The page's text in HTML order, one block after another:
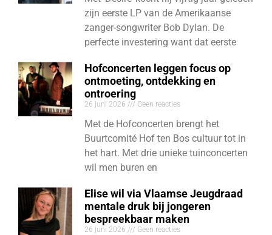
zijn eerste LP van de Amerikaanse
zanger-songwriter Bob Dylan. De
perfecte investering want dat eerste
Hofconcerten leggen focus op
ontmoeting, ontdekking en
ontroering
26 juni 2026 Geen reacties
Met de Hofconcerten brengt het
Buurtcomité Hof ten Bos cultuur tot in
het hart. Met drie unieke tuinconcerten
wil men buren en
Elise wil via Vlaamse Jeugdraad
mentale druk bij jongeren
bespreekbaar maken
26 juni 2026 Geen reacties